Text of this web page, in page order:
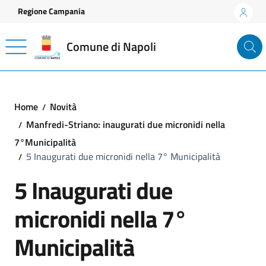
Vai ai contenuti
Vai al footer
Regione Campania
Comune di Napoli
Home
Novità
Manfredi-Striano: inaugurati due micronidi nella
7°Municipalità
5 Inaugurati due micronidi nella 7° Municipalità
5 Inaugurati due
micronidi nella 7°
Municipalità